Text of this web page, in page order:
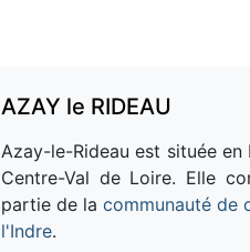
AZAY le RIDEAU
Azay-le-Rideau est située
Centre-Val de Loire. Elle
partie de la communauté de
l'Indre.